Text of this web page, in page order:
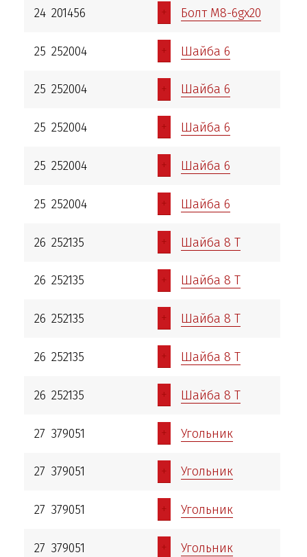
24 201456 + Болт М8-6gх20
25 252004 + Шайба 6
25 252004 + Шайба 6
25 252004 + Шайба 6
25 252004 + Шайба 6
25 252004 + Шайба 6
26 252135 + Шайба 8 Т
26 252135 + Шайба 8 Т
26 252135 + Шайба 8 Т
26 252135 + Шайба 8 Т
26 252135 + Шайба 8 Т
27 379051 + Угольник
27 379051 + Угольник
27 379051 + Угольник
27 379051 + Угольник